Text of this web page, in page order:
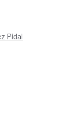
Pidal